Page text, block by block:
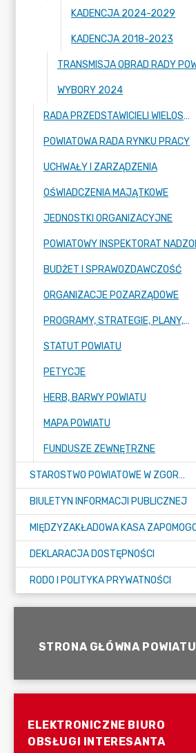
KADENCJA 2024-2029
KADENCJA 2018-2023
WYBORY 2024
RADA PRZEDSTAWICIELI WIELOSPECJALISTYCZNEGO ZESPOŁU OPIEKI ZDROWOTNEJ "BOLESŁAWIEC-ZGORZELEC" SAMODZIELNEGO PUBLICZNEGO ZAKŁADU OPIEKI ZDROWOTNEJ
POWIATOWA RADA RYNKU PRACY
UCHWAŁY I ZARZĄDZENIA
OŚWIADCZENIA MAJĄTKOWE
JEDNOSTKI ORGANIZACYJNE
BUDŻET I SPRAWOZDAWCZOŚĆ
ORGANIZACJE POZARZĄDOWE
PROGRAMY, STRATEGIE, PLANY, RAPORTY
STATUT POWIATU
PETYCJE
HERB, BARWY POWIATU
MAPA POWIATU
FUNDUSZE ZEWNĘTRZNE
STAROSTWO POWIATOWE W ZGORZELCU
BIULETYN INFORMACJI PUBLICZNEJ
DEKLARACJA DOSTĘPNOŚCI
RODO I POLITYKA PRYWATNOŚCI
STRONA GŁÓWNA POWIATU
ELEKTRONICZNE BIURO
OBSŁUGI INTERESANTA